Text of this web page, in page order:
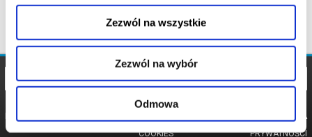
Zezwól na wszystkie
Zezwól na wybór
Odmowa
POLITYKA
PRYWATNOŚCI
COOKIES